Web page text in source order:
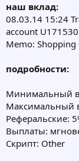
наш вклад:
08.03.14 15:24
account
Memo: Shopping
подробности:
Минимальный
Максимальный
Реферальские:
Выплаты:
Скрипт: Other